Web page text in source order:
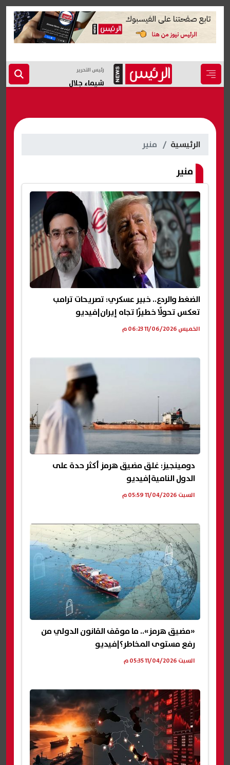
رئيس التحرير
شيماء جلال
الرئيسية منير
منير
الضغط والردع.. خبير عسكري: تصريحات ترامب
تعكس تحولًا خطيرًا تجاه إيران|فيديو
الخميس 11/06/2026 06:23 م
دومينجيز: غلق مضيق هرمز أكثر حدة على
الدول النامية|فيديو
السبت 11/04/2026 05:59 م
«مضيق هرمز».. ما موقف القانون الدولي من
رفع مستوى المخاطر؟|فيديو
السبت 11/04/2026 05:35 م